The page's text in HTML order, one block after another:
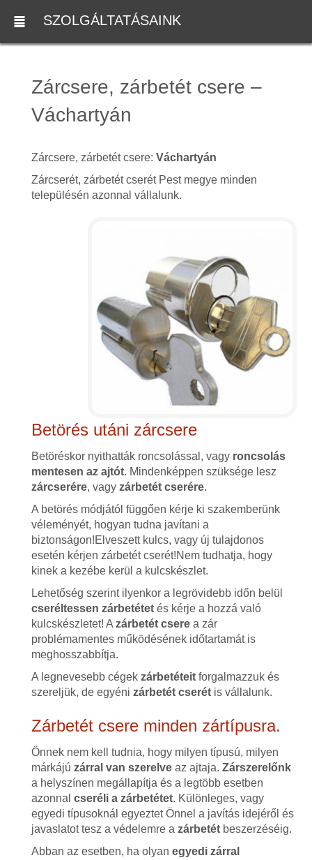
SZOLGÁLTATÁSAINK
Zárcsere, zárbetét csere –
Váchartyán
Zárcsere, zárbetét csere: Váchartyán
Zárcserét, zárbetét cserét Pest megye minden
településén azonnal vállalunk.
Betörés utáni zárcsere
Betöréskor nyithatták roncsolással, vagy roncsolás
mentesen az ajtót. Mindenképpen szüksége lesz
zárcserére, vagyzárbetét cserére.
A betörés módjától függően kérje ki szakemberünk
véleményét, hogyan tudna javítani a
biztonságon!Elveszett kulcs, vagy új tulajdonos
esetén kérjen zárbetét cserét!Nem tudhatja, hogy
kinek a kezébe kerül a kulcskészlet.
Lehetőség szerint ilyenkor a legrövidebb időn belül
cseréltessen zárbetétetés kérje a hozzá való
kulcskészletet! A zárbetét cserea zár
problémamentes működésének időtartamát is
meghosszabbítja.
A legnevesebb cégek zárbetéteitforgalmazzuk és
szereljük, de egyéni zárbetét cserétis vállalunk.
Zárbetét csere minden zártípusra.
Önnek nem kell tudnia, hogy milyen típusú, milyen
márkájú zárral van szerelveaz ajtaja. Zárszerelőnk
a helyszínen megállapítja és a legtöbb esetben
azonnal cseréli a zárbetétet. Különleges, vagy
egyedi típusoknál egyeztet Önnel a javítás idejéről és
javaslatot tesz a védelemre a zárbetétbeszerzéséig.
Abban az esetben, ha olyan egyedi zárral